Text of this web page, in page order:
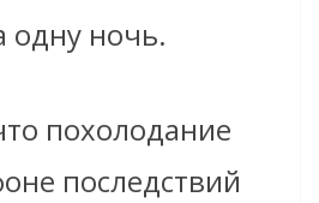
одну ночь.
похолодание
последствий